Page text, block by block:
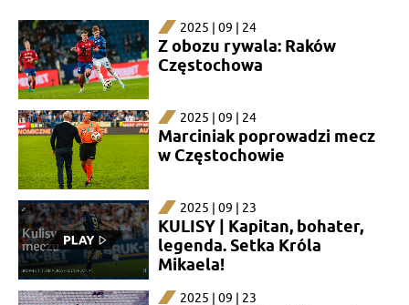
2025 | 09 | 24
Z obozu rywala: Raków
Częstochowa
2025 | 09 | 24
Marciniak poprowadzi mecz
w Częstochowie
2025 | 09 | 23
KULISY | Kapitan, bohater,
legenda. Setka Króla
Mikaela!
2025 | 09 | 23